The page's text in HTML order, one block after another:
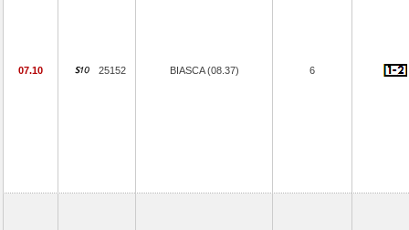
07.10 25152 BIASCA (08.37) 6